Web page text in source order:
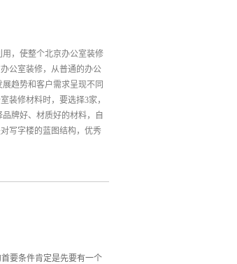
，使整个北京办公室装修
公室装修，从普通的办公
趋势和客户需求呈现不同
装修材料时，要选择3家，
牌好、材质好的材料，自
写字楼的蓝图结构，优秀
希望对大家有帮助。伟锦
要条件肯定是先要有一个